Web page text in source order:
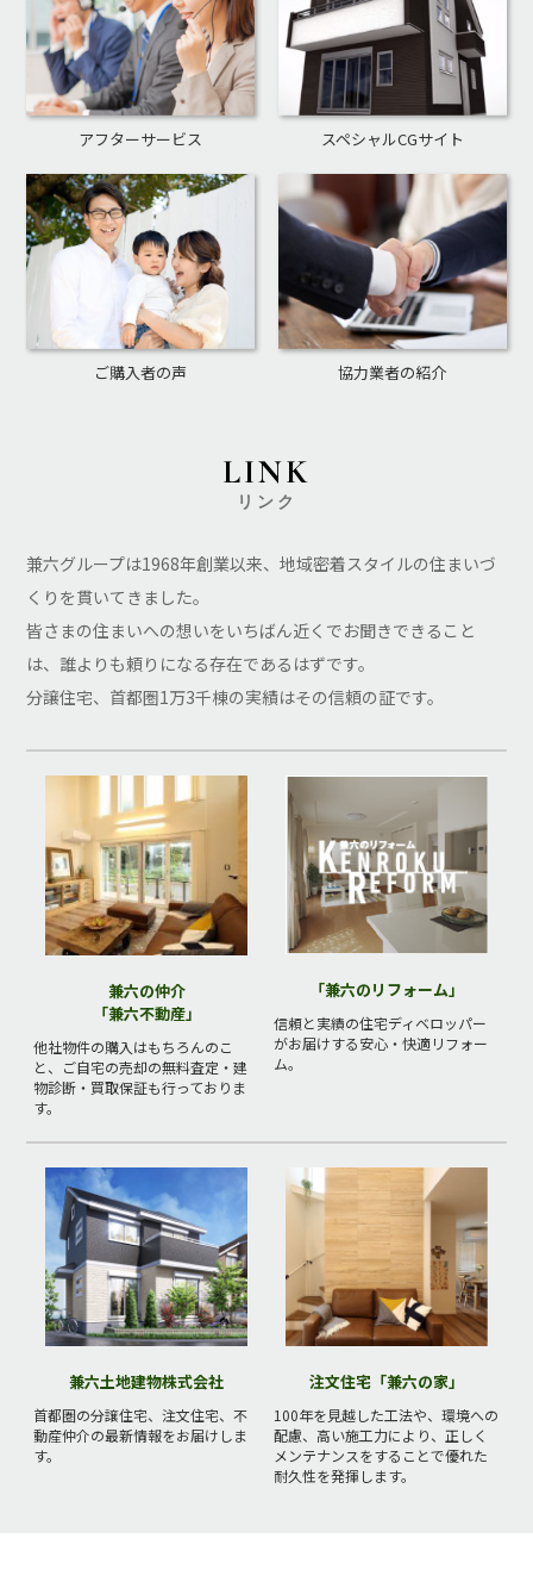
アフターサービス スペシャルCGサイト
ご購入者の声 協力業者の紹介
LINK
リンク
兼六グループは1968年創業以来、地域密着スタイルの住まいづ
くりを貫いてきました。
皆さまの住まいへの想いをいちばん近くでお聞きできること
は、誰よりも頼りになる存在であるはずです。
分譲住宅、首都圏1万3千棟の実績はその信頼の証です。
兼六土地建物株式会社
首都圏の分譲住宅、注文住宅、不
動産仲介の最新情報をお届けしま
す。
注文住宅「兼六の家」
100年を見越した工法や、環境への
配慮、高い施工力により、正しく
メンテナンスをすることで優れた
耐久性を発揮します。
兼六の仲介
「兼六不動産」
他社物件の購入はもちろんのこ
と、ご自宅の売却の無料査定・建
物診断・買取保証も行っておりま
す。
「兼六のリフォーム」
信頼と実績の住宅ディベロッパー
がお届けする安心・快適リフォー
ム。